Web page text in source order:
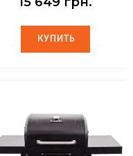
КУПИТЬ
КУПИТЬ